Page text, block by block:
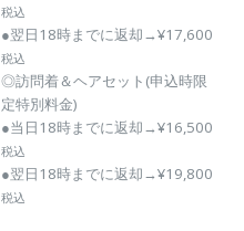
税込
●翌日18時までに返却→¥17,600
税込
◎訪問着＆ヘアセット(申込時限
定特別料金)
●当日18時までに返却→¥16,500
税込
●翌日18時までに返却→¥19,800
税込